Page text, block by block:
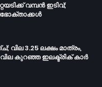
വമ്പൻ ഇടിവ്;
വില 3.25 ലക്ഷം മാത്രം,
കുറഞ്ഞ ഇലക്ട്രിക് കാർ